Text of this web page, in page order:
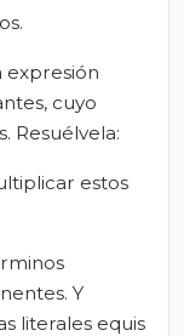
expresión
cuyo
Resuélvela:
estos
Y
literales equis